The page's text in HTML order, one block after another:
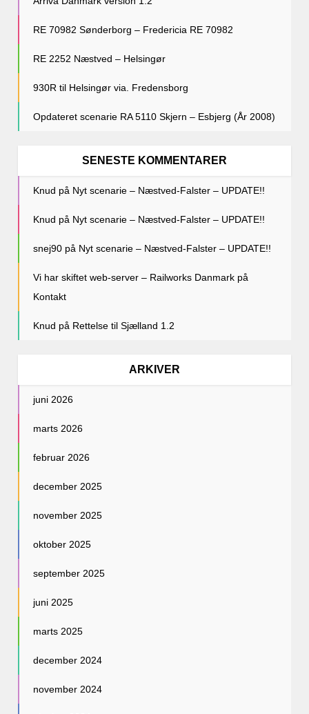
RE 70982 Sønderborg – Fredericia RE 70982
RE 2252 Næstved – Helsingør
930R til Helsingør via. Fredensborg
Opdateret scenarie RA 5110 Skjern – Esbjerg (År 2008)
SENESTE KOMMENTARER
Knud på Nyt scenarie – Næstved-Falster – UPDATE!!
Knud på Nyt scenarie – Næstved-Falster – UPDATE!!
snej90 på Nyt scenarie – Næstved-Falster – UPDATE!!
Vi har skiftet web-server – Railworks Danmark på
Kontakt
Knud på Rettelse til Sjælland 1.2
ARKIVER
juni 2026
marts 2026
februar 2026
december 2025
november 2025
oktober 2025
september 2025
juni 2025
marts 2025
december 2024
november 2024